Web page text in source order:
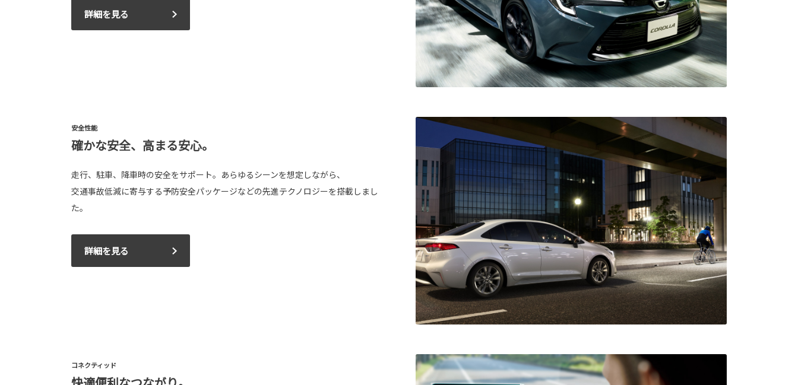
詳細を見る
安全性能
確かな安全、高まる安心。
走行、駐車、降車時の安全をサポート。あらゆるシーンを想定しながら、
交通事故低減に寄与する予防安全パッケージなどの先進テクノロジーを搭載しまし
た。
詳細を見る
コネクティッド